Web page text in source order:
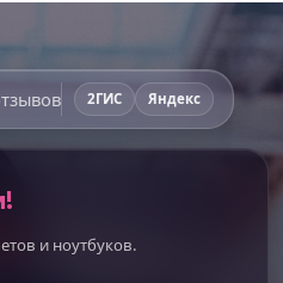
2ГИС Яндекс
и ноутбуков.